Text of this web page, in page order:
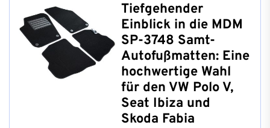
Tiefgehender
Einblick in die MDM
SP-3748 Samt-
Autofußmatten: Eine
hochwertige Wahl
für den VW Polo V,
Seat Ibiza und
Skoda Fabia